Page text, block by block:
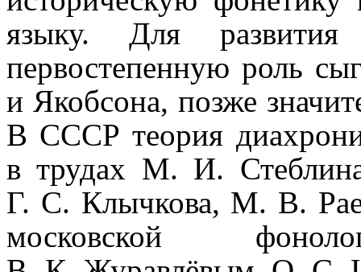
языку. Для развития
первостепенную роль
и Якобсона, позже
В СССР теория
в трудах М. И.
Г. С. Клычкова, М. В.
московской